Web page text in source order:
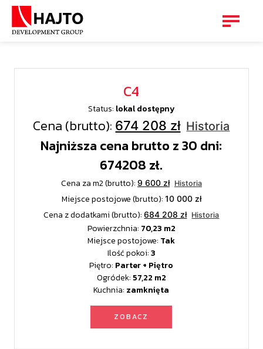
C4
Status: lokal dostępny
Cena (brutto): 674 208 zł Historia
Najniższa cena brutto z 30 dni:
674208 zł.
Cena za m2 (brutto): 9 600 zł Historia
Miejsce postojowe (brutto): 10 000 zł
Cena z dodatkami (brutto):684 208 zł Historia
Powierzchnia: 70,23
Miejsce postojowe: Tak
Ilość pokoi:3
Piętro: Parter + Piętro
Ogródek: 57,22
Kuchnia: zamknięta
ZOBACZ